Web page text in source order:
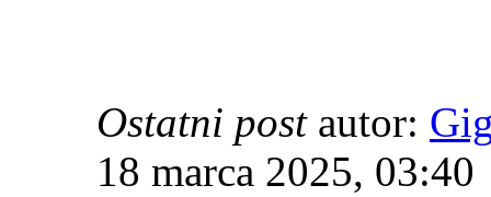
Ostatni postautor:
18 marca 2025, 03:40